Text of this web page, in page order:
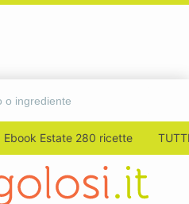
Ebook Estate 280 ricette